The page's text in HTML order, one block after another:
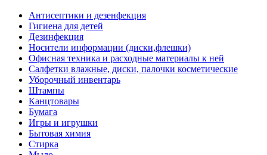
Антисептики и дезенфекция
Гигиена для детей
Дезинфекция
Носители информации (диски,флешки)
Офисная техника и расходные материалы к ней
Салфетки влажные, диски, палочки косметические
Уборочный инвентарь
Штампы
Канцтовары
Бумага
Игры и игрушки
Бытовая химия
Стирка